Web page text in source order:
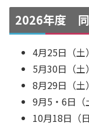
2026年度 同
4月25日（土
5月30日（
8月29日（土
9月5・6日（
10月18日（